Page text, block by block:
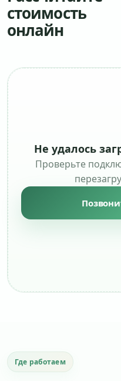
стоимость
онлайн
Не удалось
Проверьте
Где работаем